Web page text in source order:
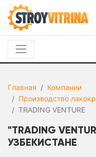
Главная
Компании
Производство
TRADING VENTURE
"TRADING
УЗБЕКИСТАНЕ